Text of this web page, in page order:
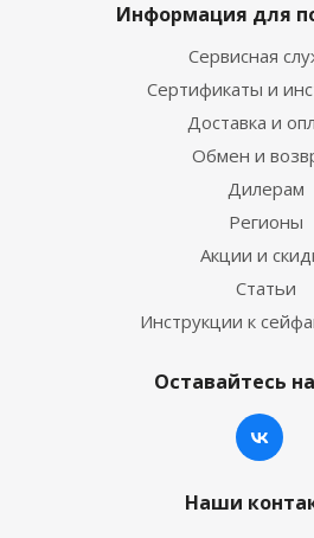
Информация для
Сервисная
Сертификаты и
Доставка и
Обмен и
Дилерам
Регионы
Акции и
Статьи
Инструкции к
Оставайтесь
Наши